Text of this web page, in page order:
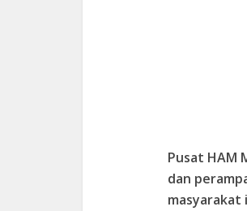
Pusat HAM
dan
masyarakat